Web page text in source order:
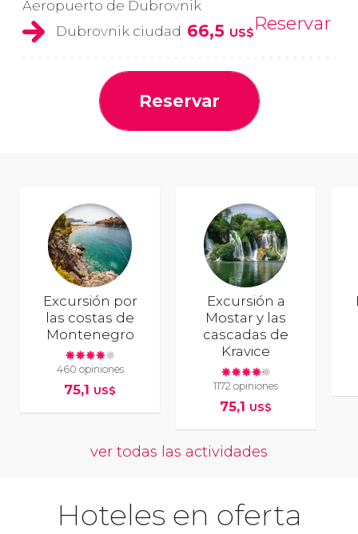
Aeropuerto de Dubrovnik
Dubrovnik ciudad 66,5 US$Reservar
Reservar
Excursión por
las costas de
Montenegro
460 opiniones
75,1 US$
Excursión a
Mostar y las
cascadas de
Kravice
1172 opiniones
75,1 US$
ver todas las actividades
Hoteles en oferta